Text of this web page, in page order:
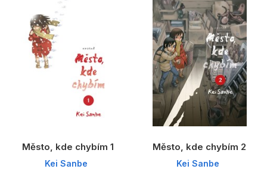
Město, kde chybím 1
Kei Sanbe
Město, kde chybím 2
Kei Sanbe